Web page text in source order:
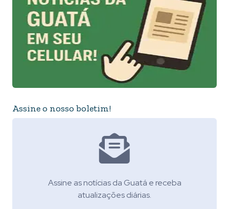
Assine o nosso boletim!
Assine as notícias da Guatá e receba
atualizações diárias.